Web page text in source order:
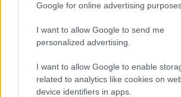
Google for online advertising
I want to allow Google to send me
personalized advertising.
I want to allow Google to enable
related to analytics like cookies on
device identifiers in apps.
Hikaru Vakabayasi -Kamarás Iván
Yaszuko Rokujó élő szelleme -
: (fn) Valaki iránti
vágyban, odaadásban és
megnyilvánuló érzelem.